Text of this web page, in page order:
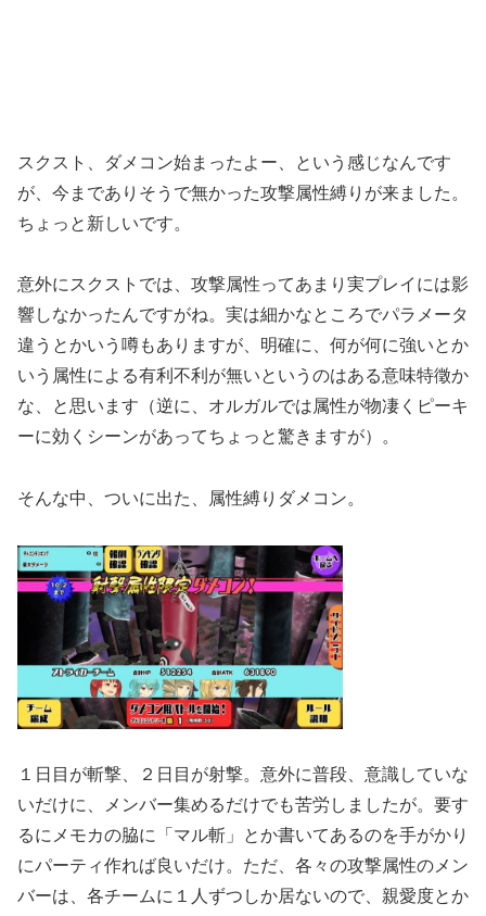
スクスト、ダメコン始まったよー、という感じなんです
が、今までありそうで無かった攻撃属性縛りが来ました。
ちょっと新しいです。
意外にスクストでは、攻撃属性ってあまり実プレイには影
響しなかったんですがね。実は細かなところでパラメータ
違うとかいう噂もありますが、明確に、何が何に強いとか
いう属性による有利不利が無いというのはある意味特徵か
な、と思います（逆に、オルガルでは属性が物凄くピーキ
ーに効くシーンがあってちょっと驚きますが）。
そんな中、ついに出た、属性縛りダメコン。
１日目が斬撃、２日目が射撃。意外に普段、意識していな
いだけに、メンバー集めるだけでも苦労しましたが。要す
るにメモカの脇に「マル斬」とか書いてあるのを手がかり
にパーティ作れば良いだけ。ただ、各々の攻撃属性のメン
バーは、各チームに１人ずつしか居ないので、親愛度とか